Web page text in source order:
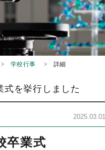
学校行事 詳細
式を挙行しました
2025.03.01
卒業式